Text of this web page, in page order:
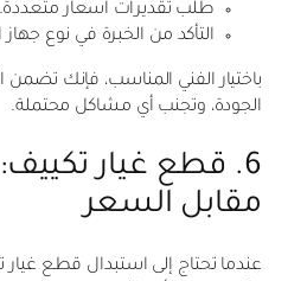
طلب تقديرات أسعار متعددة.
التأكد من الخبرة في نوع
باختيار الفني المناسب، فإنك
الجودة، وتجنب أي مشاكل محتملة.
6. قطع غيار
مقابل السعر
عندما تحتاج إلى استبدال قطع غيار